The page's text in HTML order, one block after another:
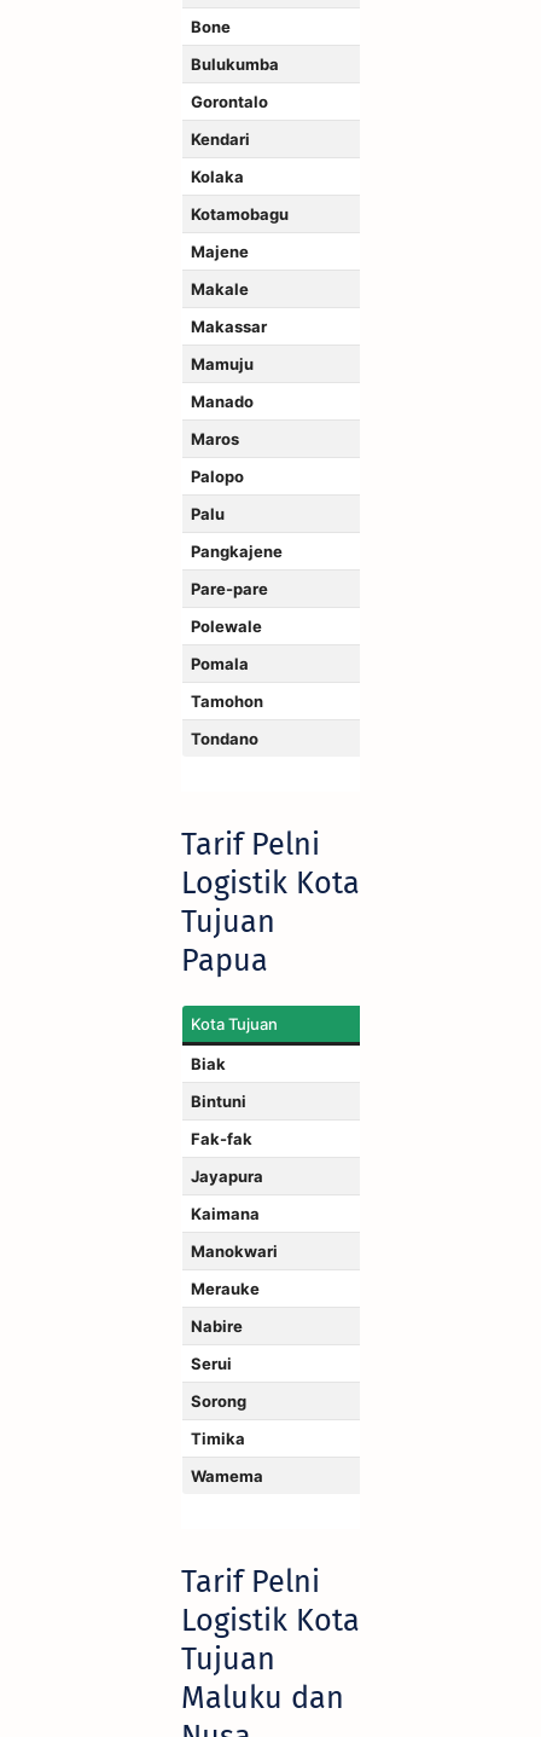
Bone
Bulukumba
Gorontalo
Kendari
Kolaka
Kotamobagu
Majene
Makale
Makassar
Mamuju
Manado
Maros
Palopo
Palu
Pangkajene
Pare-pare
Polewale
Pomala
Tamohon
Tondano
Tarif Pelni
Logistik Kota
Tujuan
Papua
Kota Tujuan
Biak
Bintuni
Fak-fak
Jayapura
Kaimana
Manokwari
Merauke
Nabire
Serui
Sorong
Timika
Wamema
Tarif Pelni
Logistik Kota
Tujuan
Maluku dan